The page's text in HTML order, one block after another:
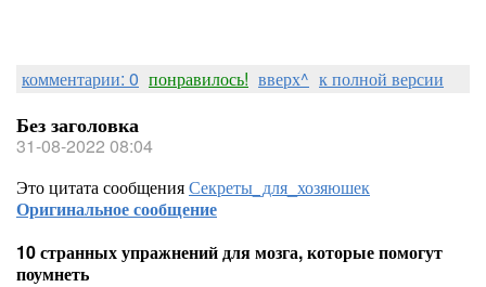
комментарии: 0 понравилось! вверх^ к полной версии
Без заголовка
31-08-2022 08:04
Это цитата сообщенияСекреты_для_хозяюшек
Оригинальное сообщение
10 странных упражнений для мозга, которые помогут
поумнеть